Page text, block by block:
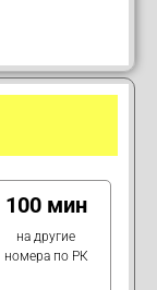
100 мин
на другие
номера по РК